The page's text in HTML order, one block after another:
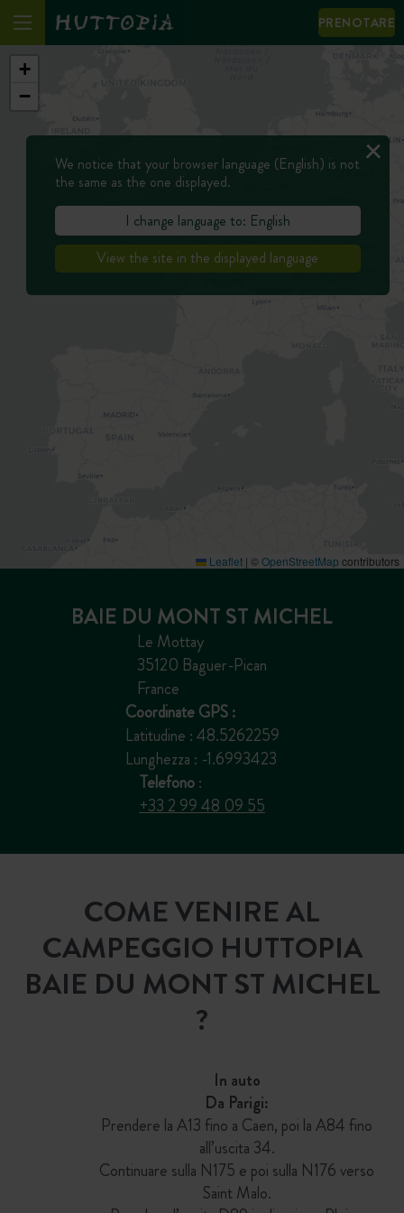
PRENOTARE
+
−
Leaflet | ©OpenStreetMap contributors
BAIE DU MONT ST MICHEL
Le Mottay
35120 Baguer-Pican
France
Coordinate GPS :
Latitudine : 48.5262259
Lunghezza : -1.6993423
Telefono:
+33 2 99 48 09 55
COME VENIRE AL
CAMPEGGIO HUTTOPIA
BAIE DU MONT ST MICHEL
?
In auto
Da Parigi:
Prendere la A13 fino a Caen, poi la A84 fino
all’uscita 34.
Continuare sulla N175 e poi sulla N176 verso
Saint Malo.
We notice that your browser language (English) is not
the same as the one displayed.
I change language to: English
View the site in the displayed language